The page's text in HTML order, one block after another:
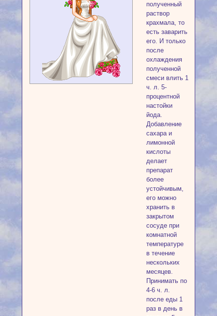
полученный
раствор
крахмала, то
есть заварить
его. И только
после
охлаждения
полученной
смеси влить 1
ч. л. 5-
процентной
настойки
йода.
Добавление
сахара и
лимонной
кислоты
делает
препарат
более
устойчивым,
его можно
хранить в
закрытом
сосуде при
комнатной
температуре
в течение
нескольких
месяцев.
Принимать по
4-6 ч. л.
после еды 1
раз в день в